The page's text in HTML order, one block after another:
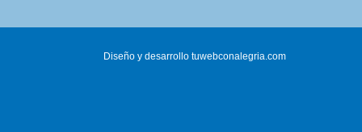
Diseño y desarrollo tuwebconalegria.com